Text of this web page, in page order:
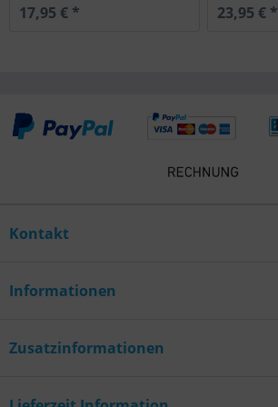
17,95 € * 23,95 € *
Kontakt
Informationen
Zusatzinformationen